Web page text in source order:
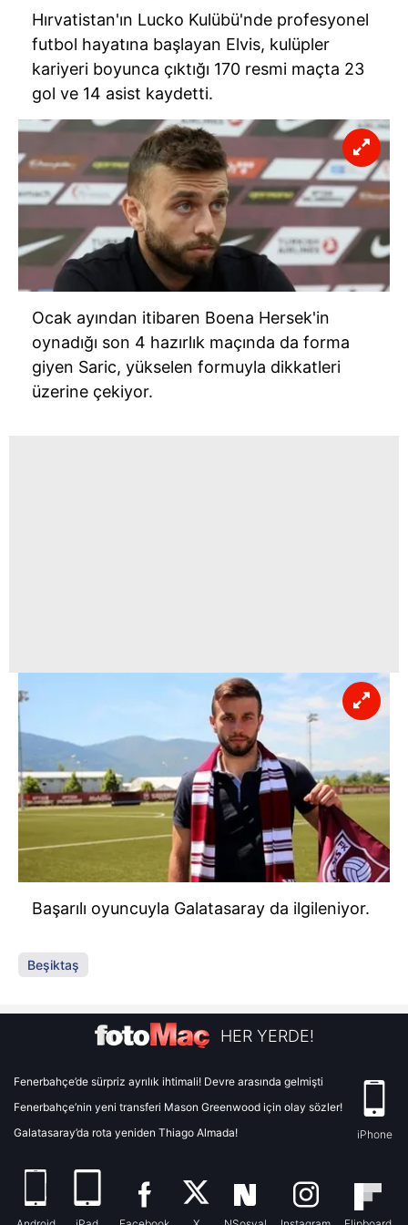
Sizlere daha iyi bir hizmet sunabilmek için İnternet
Sitemizde kendimize ve üçüncü kişilere ait çerezler
kullanılmaktadır. Bu çerezler vasıtasıyla çeşitli kişisel
verileriniz işlenmekte olup gerekli olan çerezler bilgi
toplumu hizmetlerinin sunulması amacıyla
kullanılmaktadır. Diğer çerezler, sitemizin daha işlevsel
kılınması ve kişiselleştirilmesi ve sizlere yönelik
reklam/pazarlama faaliyetlerinin yapılması, amaçlarıyla
sınırlı olarak açık rızanız dahilinde kullanılacaktır.
Çerezlere ilişkin tercihlerinizi aşağıda yer alan panel
vasıtasıyla belirleyebilirsiniz. Çerezlere ilişkin detaylı bilgi
için Ayarlar butonuna tıklayabilir,Çerez Bilgilendirme
Metnimiziziyaret edebilirsiniz.
6698 sayılı Kişisel Verilerin Korunması Kanunu uyarınca
hazırlanmış Aydınlatma Metnimizi okumak ve sitemizde
ilgili mevzuata uygun olarak kullanılan çerezlerle ilgili bilgi
Hırvatistan'ın Lucko Kulübü'nde profesyonel
futbol hayatına başlayan Elvis, kulüpler
kariyeri boyunca çıktığı 170 resmi maçta 23
gol ve 14 asist kaydetti.
Ocak ayından itibaren Boena Hersek'in
oynadığı son 4 hazırlık maçında da forma
giyen Saric, yükselen formuyla dikkatleri
üzerine çekiyor.
Başarılı oyuncuyla Galatasaray da ilgileniyor.
Beşiktaş
HER YERDE!
Fenerbahçe’de sürpriz ayrılık ihtimali! Devre arasında gelmişti
Fenerbahçe’nin yeni transferi Mason Greenwood için olay sözler!
Galatasaray’da rota yeniden Thiago Almada!
iPhone